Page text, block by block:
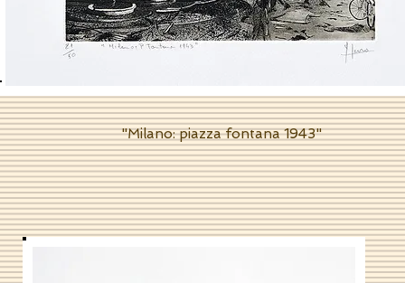
"Milano: piazza fontana 1943"